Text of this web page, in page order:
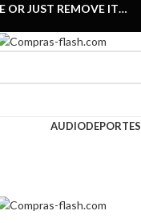
OR JUST REMOVE IT…
AUDIODEPORTES
Click to enlarge